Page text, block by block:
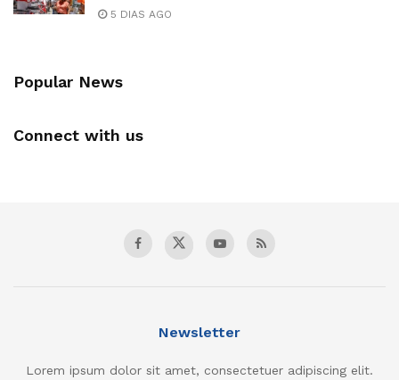
5 DIAS AGO
Popular News
Connect with us
Newsletter
Lorem ipsum dolor sit amet, consectetuer adipiscing elit.